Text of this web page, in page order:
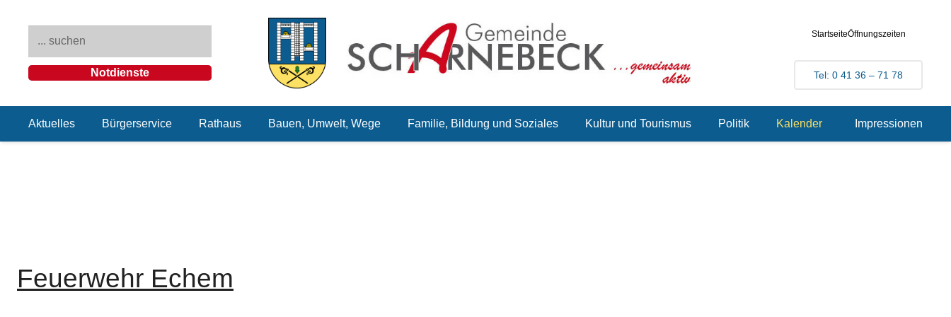
Notdienste
StartseiteÖffnungszeiten
Tel: 0 41 36 – 71 78
Aktuelles Bürgerservice Rathaus Bauen, Umwelt, Wege Familie, Bildung und Soziales Kultur und Tourismus Politik Kalender Impressionen
Feuerwehr Echem